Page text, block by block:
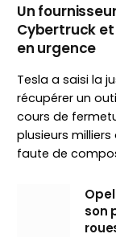
Un
Cybertruck
en urgence
Tesla a saisi la
récupérer un
cours de
plusieurs
faute de
son